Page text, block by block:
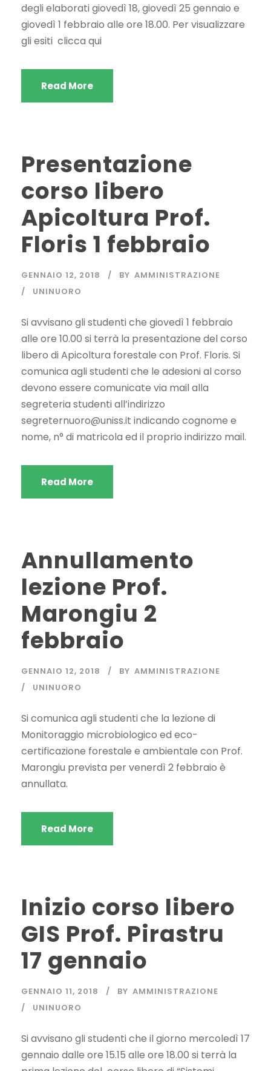
degli elaborati giovedì 18, giovedì 25 gennaio e
giovedì 1 febbraio alle ore 18.00. Per visualizzare
gli esiti clicca qui
Read More
Presentazione
corso libero
Apicoltura Prof.
Floris 1 febbraio
GENNAIO 12, 2018 BY AMMINISTRAZIONE
UNINUORO
Si avvisano gli studenti che giovedì 1 febbraio
alle ore 10.00 si terrà la presentazione del corso
libero di Apicoltura forestale con Prof. Floris. Si
comunica agli studenti che le adesioni al corso
devono essere comunicate via mail alla
segreteria studenti all’indirizzo
segreternuoro@uniss.it indicando cognome e
nome, n° di matricola ed il proprio indirizzo mail.
Read More
Annullamento
lezione Prof.
Marongiu 2
febbraio
GENNAIO 12, 2018 BY AMMINISTRAZIONE
UNINUORO
Si comunica agli studenti che la lezione di
Monitoraggio microbiologico ed eco-
certificazione forestale e ambientale con Prof.
Marongiu prevista per venerdì 2 febbraio è
annullata.
Read More
Inizio corso libero
GIS Prof. Pirastru
17 gennaio
GENNAIO 11, 2018 BY AMMINISTRAZIONE
UNINUORO
Si avvisano gli studenti che il giorno mercoledì 17
gennaio dalle ore 15.15 alle ore 18.00 si terrà la